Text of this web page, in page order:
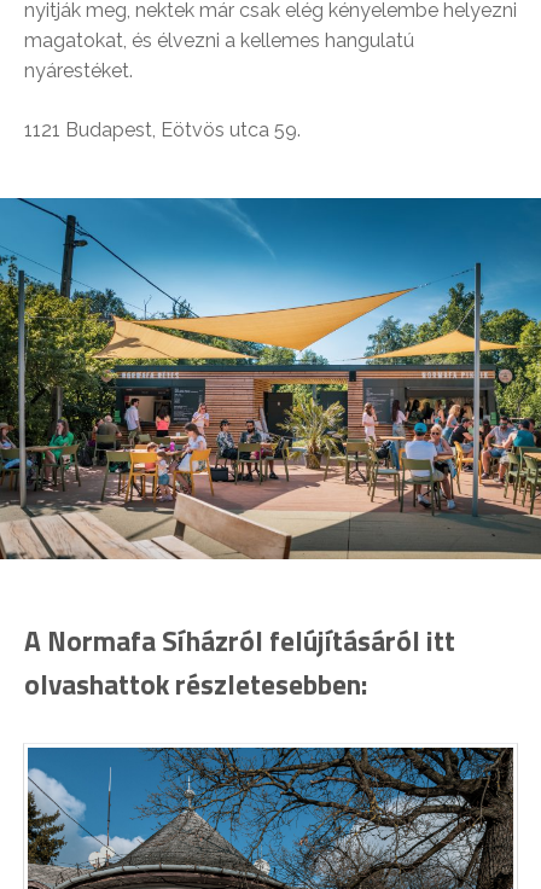
nyitják meg, nektek már csak elég kényelembe helyezni
magatokat, és élvezni a kellemes hangulatú
nyárestéket.
1121 Budapest, Eötvös utca 59.
A Normafa Síházról felújításáról itt
olvashattok részletesebben: